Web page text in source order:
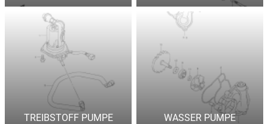
TREIBSTOFF PUMPE WASSER PUMPE